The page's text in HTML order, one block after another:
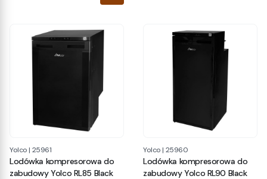
Yolco | 25961
Lodówka kompresorowa do
zabudowy Yolco RL85 Black
Yolco | 25960
Lodówka kompresorowa do
zabudowy Yolco RL90 Black